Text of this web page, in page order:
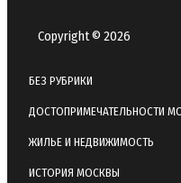
Copyright © 2026
БЕЗ РУБРИКИ
ДОСТОПРИМЕЧАТЕЛЬНОСТИ
ЖИЛЬЕ И НЕДВИЖИМОСТЬ
ИСТОРИЯ МОСКВЫ